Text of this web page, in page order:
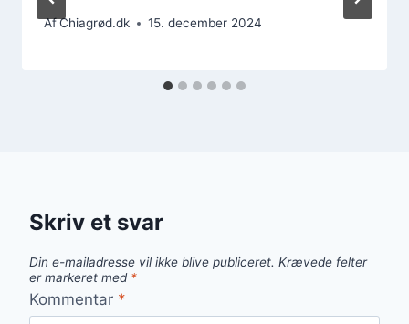
AfChiagrød.dk 15. december 2024
Skriv et svar
Din e-mailadresse vil ikke blive publiceret. Krævede felter
er markeret med *
Kommentar *